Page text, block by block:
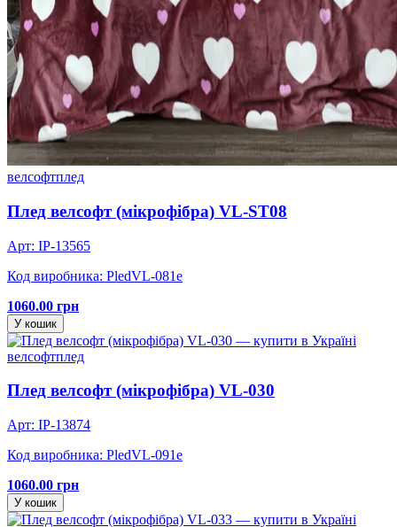
велсофтплед
Плед велсофт (мікрофібра) VL-ST08
Арт: IP-13565
Код виробника: PledVL-081e
1060.00 грн
У кошик
велсофтплед
Плед велсофт (мікрофібра) VL-030
Арт: IP-13874
Код виробника: PledVL-091e
1060.00 грн
У кошик